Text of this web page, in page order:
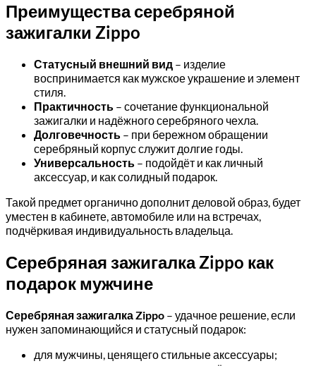
Преимущества серебряной
зажигалки Zippo
Статусный внешний вид – изделие
воспринимается как мужское украшение и элемент
стиля.
Практичность – сочетание функциональной
зажигалки и надёжного серебряного чехла.
Долговечность – при бережном обращении
серебряный корпус служит долгие годы.
Универсальность – подойдёт и как личный
аксессуар, и как солидный подарок.
Такой предмет органично дополнит деловой образ, будет
уместен в кабинете, автомобиле или на встречах,
подчёркивая индивидуальность владельца.
Серебряная зажигалка Zippo как
подарок мужчине
Серебряная зажигалка Zippo – удачное решение, если
нужен запоминающийся и статусный подарок:
для мужчины, ценящего стильные аксессуары;